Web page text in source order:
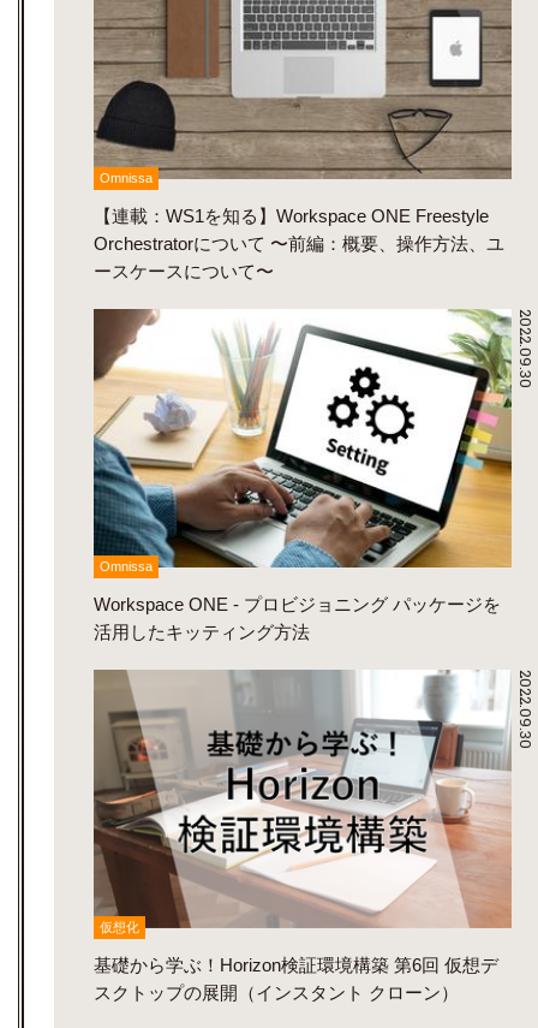
Omnissa
【連載：WS1を知る】Workspace ONE Freestyle
Orchestratorについて 〜前編：概要、操作方法、ユ
ースケースについて〜
2022.09.30
Omnissa
Workspace ONE - プロビジョニング パッケージを
活用したキッティング方法
2022.09.30
仮想化
基礎から学ぶ！Horizon検証環境構築 第6回 仮想デ
スクトップの展開（インスタント クローン）